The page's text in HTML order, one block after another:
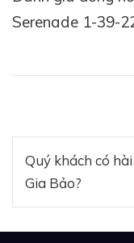
Serenade 1-39-
Quý khách có
Gia Bảo?